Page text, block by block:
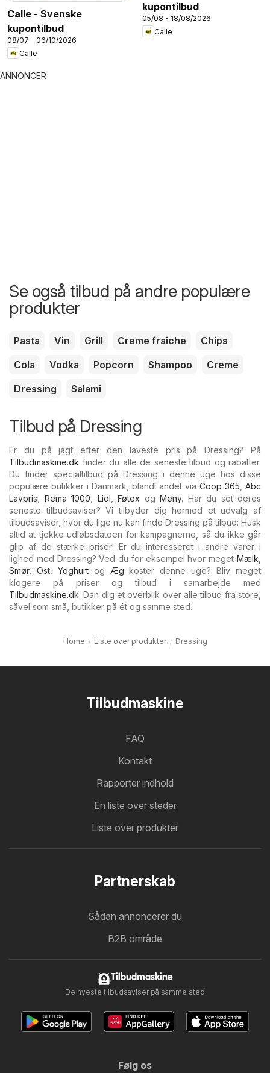
Calle - Svenske
kupontilbud
08/07 - 06/10/2026
Calle
kupontilbud
05/08 - 18/08/2026
Calle
ANNONCER
Se også tilbud på andre populære
produkter
Pasta Vin Grill Creme fraiche
Chips
Cola
Vodka Popcorn Shampoo
Creme
Dressing
Salami
Tilbud på Dressing
Er du på jagt efter den laveste pris på Dressing? På
Tilbudmaskine.dk finder du alle de seneste tilbud og rabatter.
Du finder specialtilbud på Dressing i denne uge hos disse
populære butikker i Danmark, blandt andet viaCoop 365 ,Abc
Lavpris
Rema 1000 Lidl Føtex og Meny. Har du set deres
seneste tilbudsaviser? Vi tilbyder dig hermed et udvalg af
tilbudsaviser, hvor du lige nu kan finde Dressing på tilbud: Husk
altid at tjekke udløbsdatoen for kampagnerne, så du ikke går
glip af de stærke priser! Er du interesseret i andre varer i
lighed med Dressing? Ved du for eksempel hvor meget Mælk
Smør, Ost, Yoghurtog Æg koster denne uge? Bliv meget
klogere på priser og tilbud i samarbejde med
Tilbudmaskine.dk. Dan dig et overblik over alle tilbud fra store,
såvel som små, butikker på ét og samme sted.
Home Liste over produkter Dressing
Tilbudmaskine
FAQ
Kontakt
Rapporter indhold
En liste over steder
Liste over produkter
Partnerskab
Sådan annoncerer du
B2B område
Tilbudmaskine
De nyeste tilbudsaviser på samme sted
Følg os